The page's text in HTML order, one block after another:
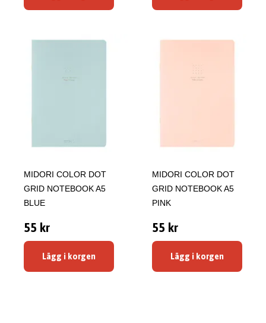
MIDORI COLOR DOT
GRID NOTEBOOK A5
BLUE
55 kr
Lägg i korgen
MIDORI COLOR DOT
GRID NOTEBOOK A5
PINK
55 kr
Lägg i korgen